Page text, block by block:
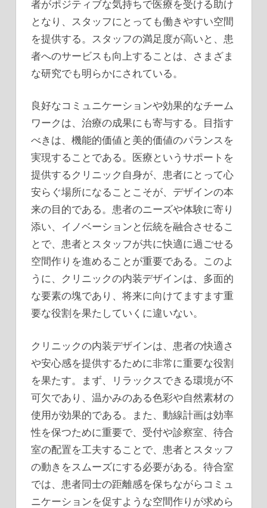
者がポジティブな気持ちで医療を受ける助け
となり、スタッフにとっても働きやすい空間
を提供する。スタッフの満足度が高いと、患
者へのサービスも向上することは、さまざま
な研究でも明らかにされている。
良好なコミュニケーションや効果的なチーム
ワークは、治療の成果にも寄与する。目指す
べきは、機能的価値と美的価値のパランスを
実現することである。医療というサポートを
提供するクリニック自身が、患者にとって心
安らぐ場所になることこそが、デザインの本
来の目的である。患者のニーズや体験に寄り
添い、イノベーションと伝統を融合させるこ
とで、患者とスタッフが共に快適に過ごせる
空間作りを進めることが重要である。このよ
うに、クリニックの内装デザインは、多面的
な要素の塊であり、将来に向けてますます重
要な役割を果たしていくに違いない。
クリニックの内装デザインは、患者の快適さ
や安心感を提供するために非常に重要な役割
を果たす。まず、リラックスできる環境が不
可欠であり、温かみのある色彩や自然素材の
使用が効果的である。また、動線計画は効率
性を保つために重要で、受付や診察室、待合
室の配置を工夫することで、患者とスタッフ
の動きをスムーズにする必要がある。待合室
では、患者同士の距離感を保ちながらコミュ
ニケーションを促すような空間作りが求めら